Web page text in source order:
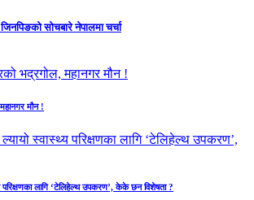
जिनपिङको सोचबारे नेपालमा चर्चा
मौन !
लागि ‘टेलिहेल्थ उपकरण’, केके छन विशेषता ?